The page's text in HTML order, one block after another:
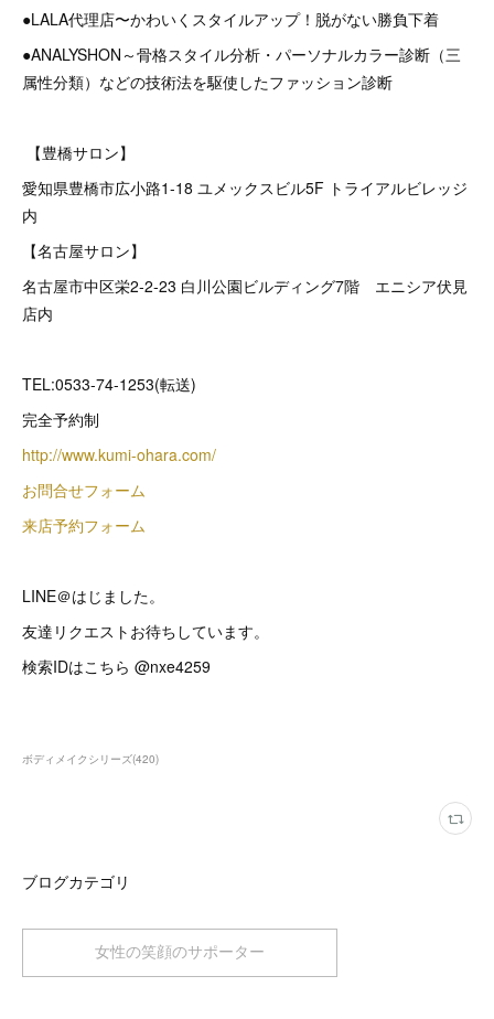
●LALA代理店〜かわいくスタイルアップ！脱がない勝負下着
●ANALYSHON～骨格スタイル分析・パーソナルカラー診断（三
属性分類）などの技術法を駆使したファッション診断
【豊橋サロン】
愛知県豊橋市広小路1-18 ユメックスビル5F トライアルビレッジ
内
【名古屋サロン】
名古屋市中区栄2‐2‐23 白川公園ビルディング7階 エニシア伏見
店内
TEL:0533-74-1253(転送)
完全予約制
http://www.kumi-ohara.com/
お問合せフォーム
来店予約フォーム
LINE＠はじました。
友達リクエストお待ちしています。
検索IDはこちら @nxe4259
ボディメイクシリーズ(420)
ブログカテゴリ
女性の笑顔のサポーター